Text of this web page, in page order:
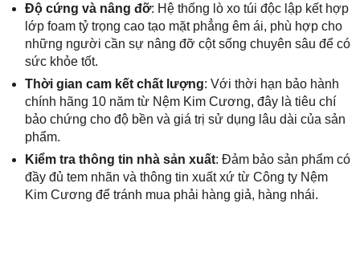
Độ cứng và nâng đỡ: Hệ thống lò xo túi độc lập kết hợp
lớp foam tỷ trọng cao tạo mặt phẳng êm ái, phù hợp cho
những người cần sự nâng đỡ cột sống chuyên sâu để có
sức khỏe tốt.
Thời gian cam kết chất lượng: Với thời hạn bảo hành
chính hãng 10 năm từ Nệm Kim Cương, đây là tiêu chí
bảo chứng cho độ bền và giá trị sử dụng lâu dài của sản
phẩm.
Kiểm tra thông tin nhà sản xuất: Đảm bảo sản phẩm có
đầy đủ tem nhãn và thông tin xuất xứ từ Công ty Nệm
Kim Cương để tránh mua phải hàng giả, hàng nhái.